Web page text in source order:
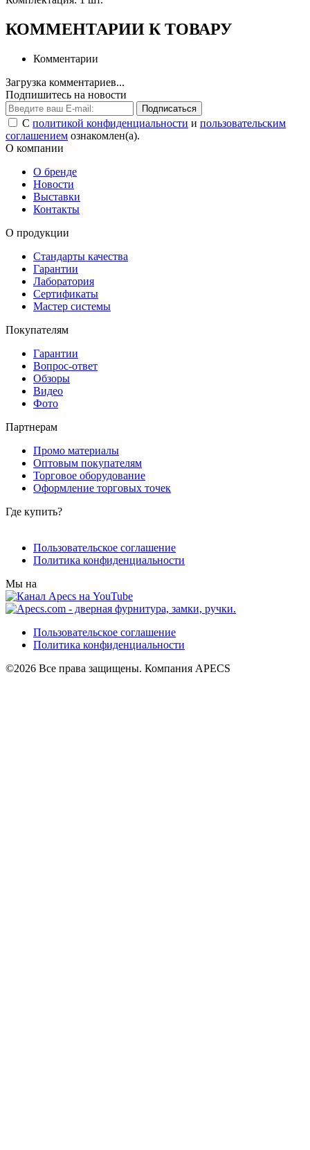
КОММЕНТАРИИ К ТОВАРУ
Комментарии
Загрузка комментариев...
Подпишитесь на новости
Подписаться
С политикой конфиденциальности и пользовательским
соглашением ознакомлен(а).
О компании
О бренде
Новости
Выставки
Контакты
О продукции
Стандарты качества
Гарантии
Лаборатория
Сертификаты
Мастер системы
Покупателям
Гарантии
Вопрос-ответ
Обзоры
Видео
Фото
Партнерам
Промо материалы
Оптовым покупателям
Торговое оборудование
Оформление торговых точек
Где купить?
Пользовательское соглашение
Политика конфиденциальности
Мы на
Пользовательское соглашение
Политика конфиденциальности
©2026 Все права защищены. Компания APECS